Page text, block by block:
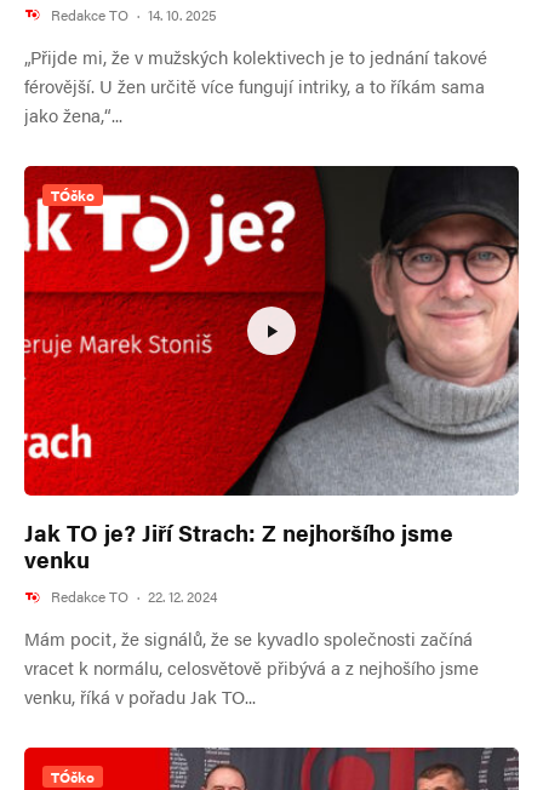
Redakce TO · 14. 10. 2025
„Přijde mi, že v mužských kolektivech je to jednání takové
férovější. U žen určitě více fungují intriky, a to říkám sama
jako žena,“...
TÓčko
Jak TO je? Jiří Strach: Z nejhoršího jsme
venku
Redakce TO · 22. 12. 2024
Mám pocit, že signálů, že se kyvadlo společnosti začíná
vracet k normálu, celosvětově přibývá a z nejhošího jsme
venku, říká v pořadu Jak TO...
TÓčko